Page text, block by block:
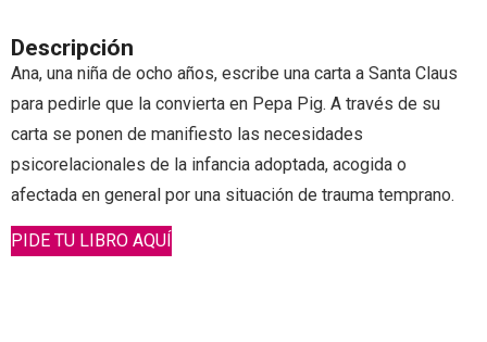
Descripción
Ana, una niña de ocho años, escribe una carta a Santa Claus
para pedirle que la convierta en Pepa Pig. A través de su
carta se ponen de manifiesto las necesidades
psicorelacionales de la infancia adoptada, acogida o
afectada en general por una situación de trauma temprano.
PIDE TU LIBRO AQUÍ